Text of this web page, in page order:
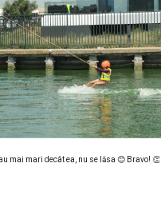
mai mari decât ea, nu se lăsa 😊 Bravo! 👏